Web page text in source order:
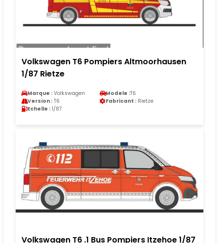
Volkswagen T6 Pompiers Altmoorhausen
1/87 Rietze
Marque : Volkswagen Modele :T6
Version : T6 Fabricant : Rietze
Echelle : 1/87
Volkswagen T6 .1 Bus Pompiers Itzehoe 1/87